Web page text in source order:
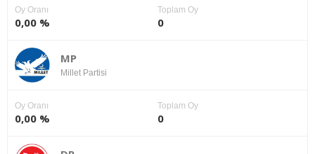
Oy Oranı
0,00 %
Toplam Oy
0
MP
Millet Partisi
Oy Oranı
0,00 %
Toplam Oy
0